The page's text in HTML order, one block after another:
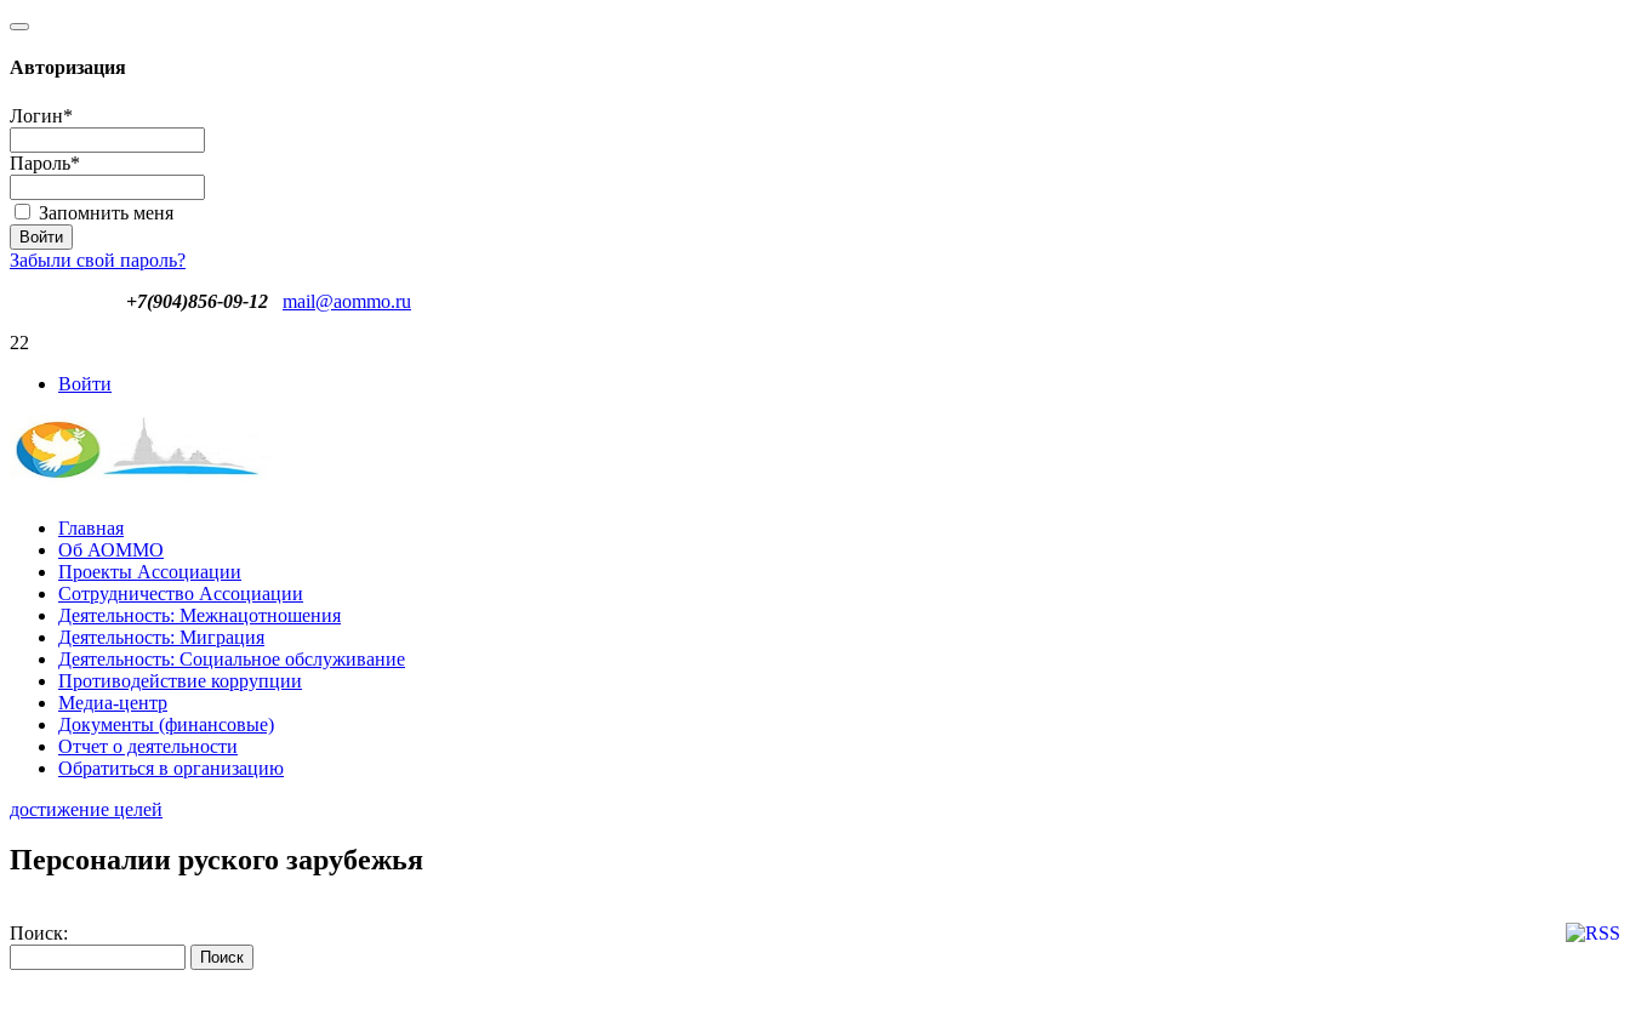
Авторизация
Логин*
Пароль*
Запомнить меня
Забыли свой пароль?
+7(904)856-09-12
mail@aommo.ru
22
Войти
Главная
Об АОММО
Проекты Ассоциации
Сотрудничество Ассоциации
Деятельность: Межнацотношения
Деятельность: Миграция
Деятельность: Социальное обслуживание
Противодействие коррупции
Медиа-центр
Документы (финансовые)
Отчет о деятельности
Обратиться в организацию
достижение целей
Персоналии руского зарубежья
Поиск: